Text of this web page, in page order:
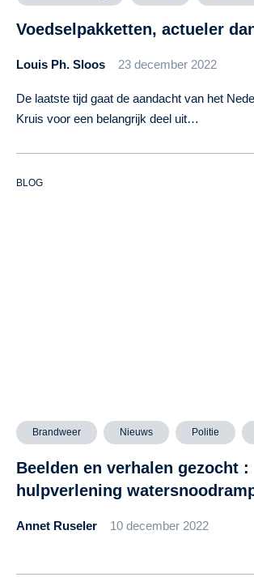
Voedselpakketten, actueler
Louis Ph. Sloos 23 december 2022
De laatste tijd gaat de aandacht van het
Kruis voor een belangrijk deel uit…
BLOG
Brandweer Nieuws Politie
Beelden en verhalen gezocht :
hulpverlening
Annet Ruseler 10 december 2022